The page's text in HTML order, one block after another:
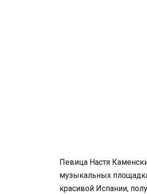
Певица Настя
музыкальных
красивой Испании,